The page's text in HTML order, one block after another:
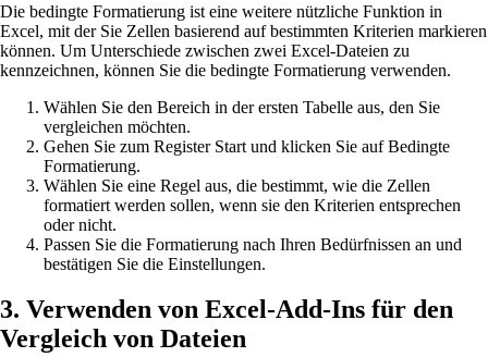
Die bedingte Formatierung ist eine weitere nützliche Funktion in
Excel, mit der Sie Zellen basierend auf bestimmten Kriterien markieren
können. Um Unterschiede zwischen zwei Excel-Dateien zu
kennzeichnen, können Sie die bedingte Formatierung verwenden.
Wählen Sie den Bereich in der ersten Tabelle aus, den Sie
vergleichen möchten.
Gehen Sie zum Register Start und klicken Sie auf Bedingte
Formatierung.
Wählen Sie eine Regel aus, die bestimmt, wie die Zellen
formatiert werden sollen, wenn sie den Kriterien entsprechen
oder nicht.
Passen Sie die Formatierung nach Ihren Bedürfnissen an und
bestätigen Sie die Einstellungen.
3. Verwenden von Excel-Add-Ins für den
Vergleich von Dateien